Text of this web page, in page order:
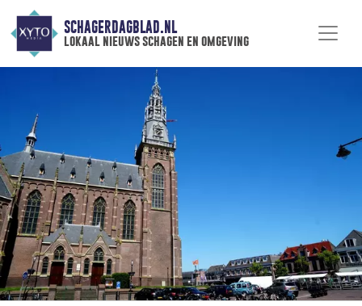
SCHAGERDAGBLAD.NL
lokaal nieuws schagen en omgeving